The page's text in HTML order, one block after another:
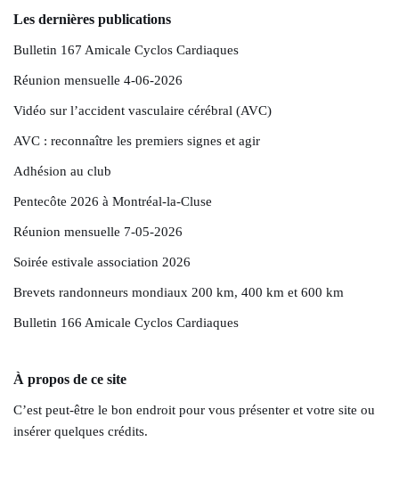
Les dernières publications
Bulletin 167 Amicale Cyclos Cardiaques
Réunion mensuelle 4-06-2026
Vidéo sur l’accident vasculaire cérébral (AVC)
AVC : reconnaître les premiers signes et agir
Adhésion au club
Pentecôte 2026 à Montréal-la-Cluse
Réunion mensuelle 7-05-2026
Soirée estivale association 2026
Brevets randonneurs mondiaux 200 km, 400 km et 600 km
Bulletin 166 Amicale Cyclos Cardiaques
À propos de ce site
C’est peut-être le bon endroit pour vous présenter et votre site ou
insérer quelques crédits.